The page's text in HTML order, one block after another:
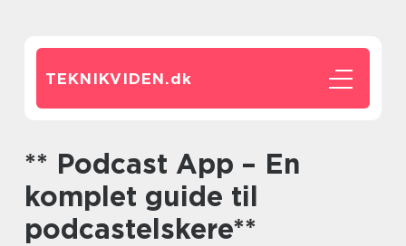
TEKNIKVIDEN.dk
** Podcast App – En
komplet guide til
podcastelskere**